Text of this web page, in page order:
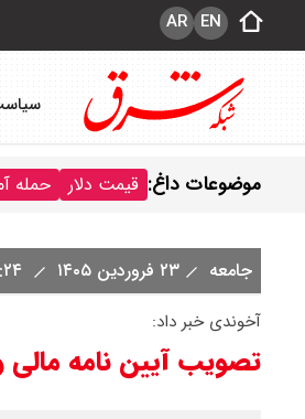
EN
AR
موضوعات داغ: قیمت دلار حمله
جامعه ۲۳ فروردین ۱۴۰۵
آخوندی خبر داد:
تصویب آیین نامه